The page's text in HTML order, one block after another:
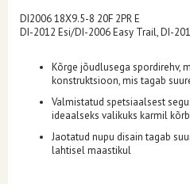
DI2006 18X9.5-8 20F 2PR E
DI-2012 Esi/DI-2006 Easy Trail, DI-
Kõrge jõudlusega spordirehv,
konstruktsioon, mis tagab
Valmistatud spetsiaalsest
ideaalseks valikuks karmil
Jaotatud nupu disain tagab
lahtisel maastikul